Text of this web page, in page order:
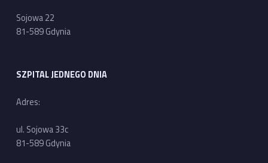
Sojowa 22
81-589 Gdynia
SZPITAL JEDNEGO DNIA
Adres:
ul. Sojowa 33c
81-589 Gdynia